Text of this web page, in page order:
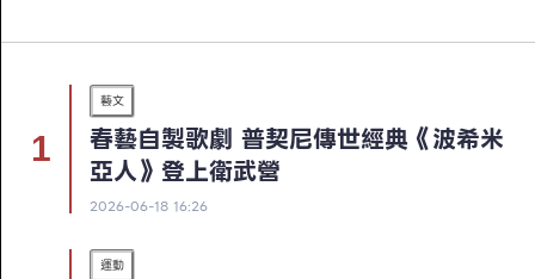
藝文
春藝自製歌劇 普契尼傳世經典《波希米
亞人》登上衛武營
2026-06-18 16:26
運動